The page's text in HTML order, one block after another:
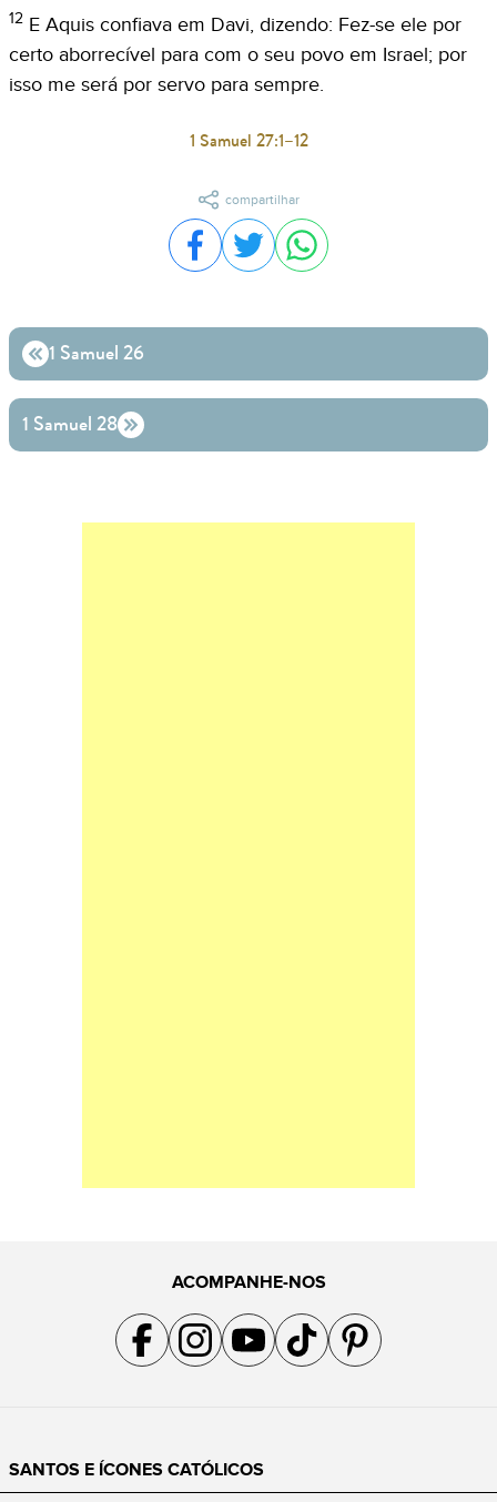
12 E Aquis confiava em Davi, dizendo: Fez-se ele por
certo aborrecível para com o seu povo em Israel; por
isso me será por servo para sempre.
1 Samuel 27:1–12
compartilhar
Compartilhar no Facebook
Compartilhar no Twitter
Compartilhar no
1 Samuel 26
1 Samuel 28
ACOMPANHE-NOS
Acompanhe a gente no Facebook
Acompanhe a gente no Instagram
Acompanhe a gente no YouTube
Acompanhe a gente no TikTok
Acompanhe a gente no
SANTOS E ÍCONES CATÓLICOS